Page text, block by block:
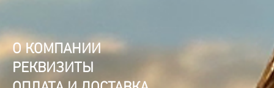
О КОМПАНИИ
РЕКВИЗИТЫ